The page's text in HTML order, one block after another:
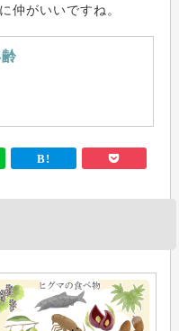
仲がいいですね。